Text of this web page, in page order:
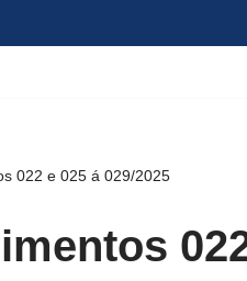
022 e 025 á 029/2025